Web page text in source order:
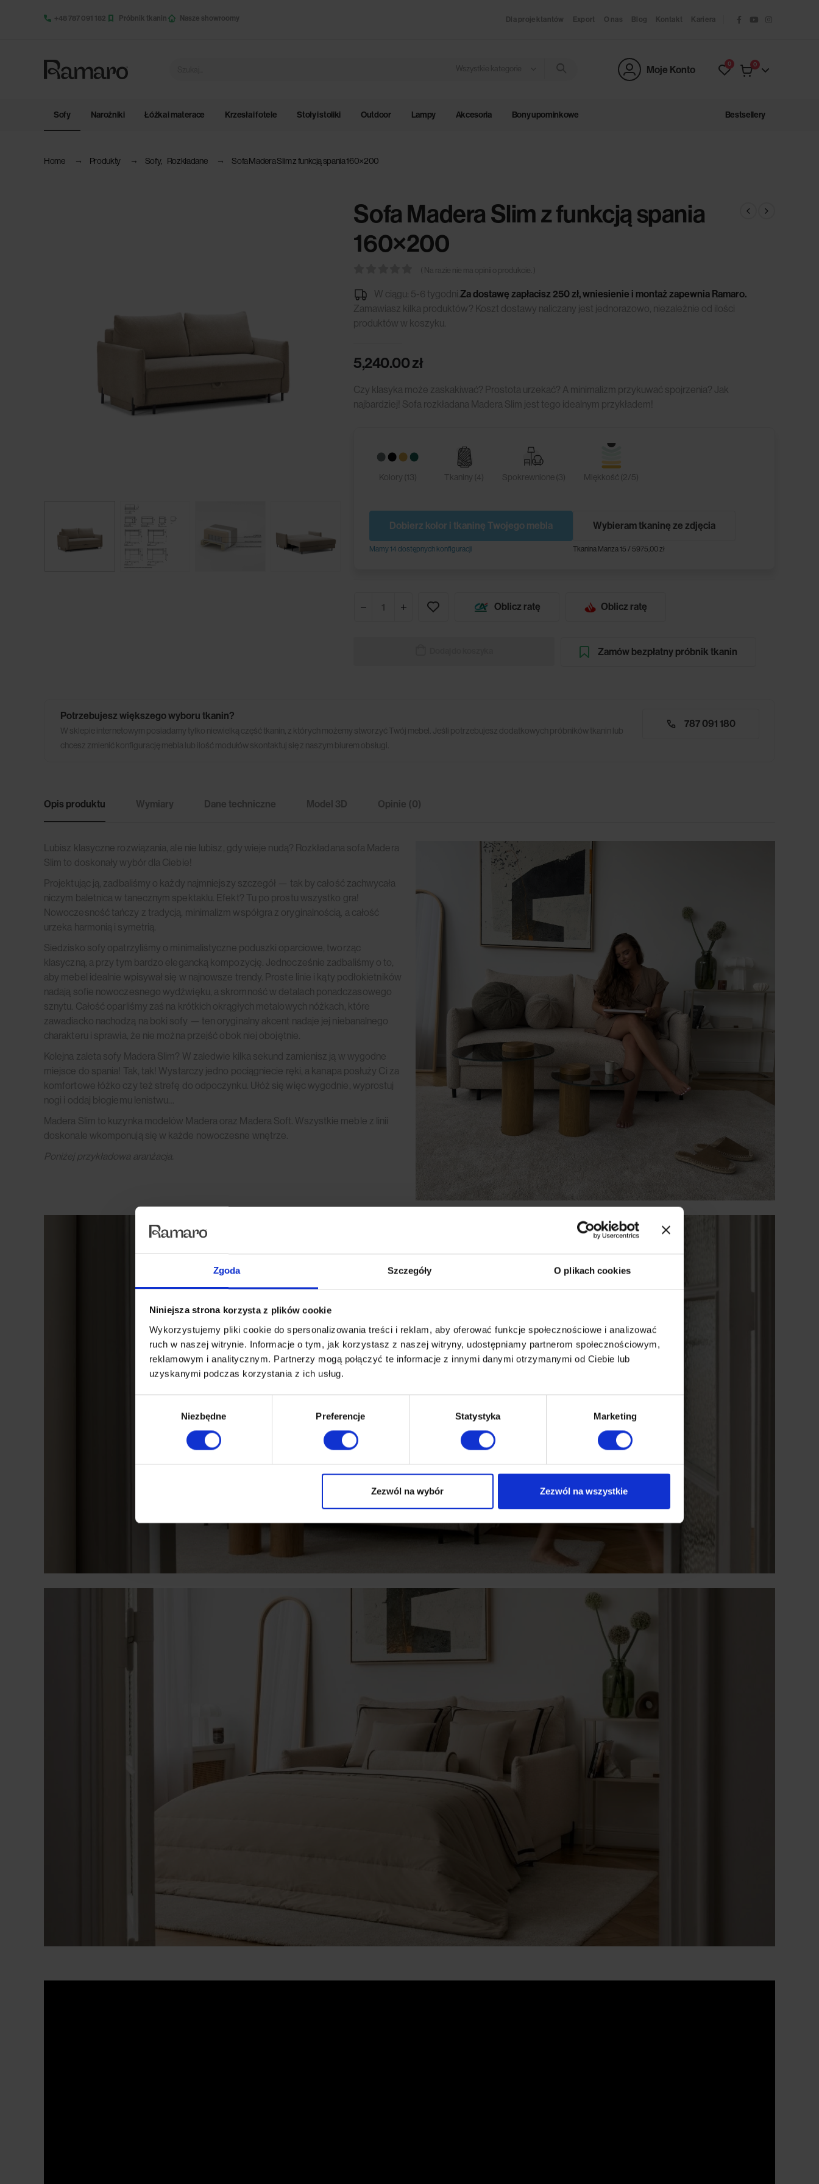
Zgoda Szczegóły O plikach cookies
Niniejsza strona korzysta z plików cookie
Wykorzystujemy pliki cookie do spersonalizowania treści i reklam, aby oferować funkcje społecznościowe i analizować
ruch w naszej witrynie. Informacje o tym, jak korzystasz z naszej witryny, udostępniamy partnerom społecznościowym,
reklamowym i analitycznym. Partnerzy mogą połączyć te informacje z innymi danymi otrzymanymi od Ciebie lub
uzyskanymi podczas korzystania z ich usług.
Niezbędne Preferencje Statystyka Marketing
Zezwól na wybór Zezwól na wszystkie
+48 787 091 182 Próbnik tkanin Nasze showroomy Dla projektantów Export O nas Blog Kontakt Kariera
Wszystkie kategorie Moje Konto 0 0
Sofy Narożniki Łóżka i materace Krzesła i fotele Stoły i stoliki Outdoor Lampy Akcesoria Bony upominkowe Bestsellery
Home Produkty Sofy, Rozkładane Sofa Madera Slim z funkcją spania 160×200
Sofa Madera Slim z funkcją spania
160×200
( Na razie nie ma opinii o produkcie. )
W ciągu: 5-6 tygodni.Za dostawę zapłacisz 250 zł, wniesienie i montaż zapewnia Ramaro.
Zamawiasz kilka produktów? Koszt dostawy naliczany jest jednorazowo, niezależnie od ilości
produktów w koszyku.
5,240.00zł
Czy klasyka może zaskakiwać? Prostota urzekać? A minimalizm przykuwać spojrzenia? Jak
najbardziej! Sofa rozkładana Madera Slim jest tego idealnym przykładem!
Kolory (13) Tkaniny (4) Spokrewnione (3) Miękkość (2/5)
Dobierz kolor i tkaninę Twojego mebla
Mamy 14 dostępnych konfiguracji
Wybieram tkaninę ze zdjęcia
Tkanina Manza 15 / 5975,00 zł
Oblicz ratę Oblicz ratę
Zamów bezpłatny próbnik tkanin
Potrzebujesz większego wyboru tkanin?
W sklepie internetowym posiadamy tylko niewielką część tkanin, z których możemy stworzyć Twój mebel. Jeśli potrzebujesz dodatkowych próbników tkanin lub
chcesz zmienić konfigurację mebla lub ilość modułów skontaktuj się z naszym biurem obsługi.
787 091 180
Opis produktu Wymiary Dane techniczne Model 3D Opinie (0)
Lubisz klasyczne rozwiązania, ale nie lubisz, gdy wieje nudą? Rozkładana sofa Madera
Slim to doskonały wybór dla Ciebie!
Projektując ją, zadbaliśmy o każdy najmniejszy szczegół — tak by całość zachwycała
niczym baletnica w tanecznym spektaklu. Efekt? Tu po prostu wszystko gra!
Nowoczesność tańczy z tradycją, minimalizm współgra z oryginalnością, a całość
urzeka harmonią i symetrią.
Siedzisko sofy opatrzyliśmy o minimalistyczne poduszki oparciowe, tworząc
klasyczną, a przy tym bardzo elegancką kompozycję. Jednocześnie zadbaliśmy o to,
aby mebel idealnie wpisywał się w najnowsze trendy. Proste linie i kąty podłokietników
nadają sofie nowoczesnego wydźwięku, a skromność w detalach ponadczasowego
sznytu. Całość oparliśmy zaś na krótkich okrągłych metalowych nóżkach, które
zawadiacko nachodzą na boki sofy — ten oryginalny akcent nadaje jej niebanalnego
charakteru i sprawia, że nie można przejść obok niej obojętnie.
Kolejna zaleta sofy Madera Slim? W zaledwie kilka sekund zamienisz ją w wygodne
miejsce do spania! Tak, tak! Wystarczy jedno pociągniecie ręki, a kanapa posłuży Ci za
komfortowe łóżko czy też strefę do odpoczynku. Ułóż się więc wygodnie, wyprostuj
nogi i oddaj błogiemu lenistwu…
Madera Slim to kuzynka modelów Madera oraz Madera Soft. Wszystkie meble z linii
doskonale wkomponują się w każde nowoczesne wnętrze.
Poniżej przykładowa aranżacja.